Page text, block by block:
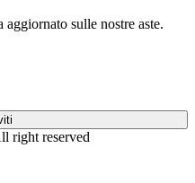
sulle nostre aste.
right reserved